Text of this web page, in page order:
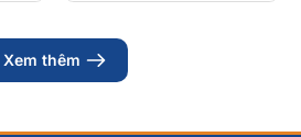
Xem thêm